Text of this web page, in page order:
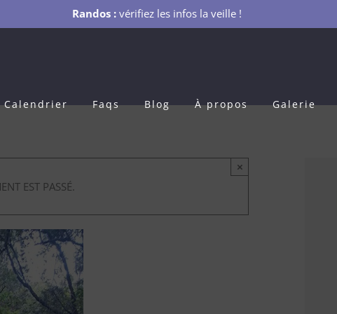
Randos : vérifiez les infos la veille !
Calendrier Faqs Blog À propos Galerie
EST PASSÉ.
×